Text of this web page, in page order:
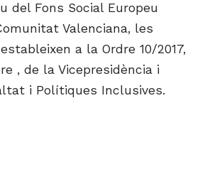
del Fons Social Europeu
Valenciana, les
a la Ordre 10/2017,
, de la Vicepresidència i
i Polítiques Inclusives.